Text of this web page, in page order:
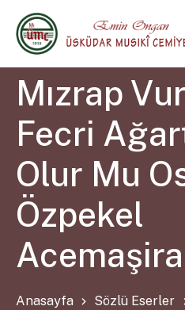
Mızrap
Fecri
Olur Mu
Özpekel
Anasayfa Sözlü Eserler